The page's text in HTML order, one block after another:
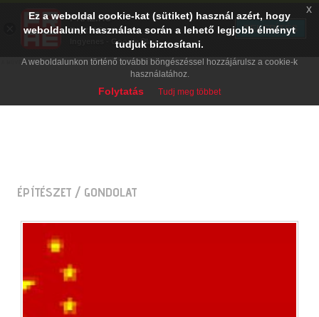
ÉPÍTÉSZET / GONDOLAT
Ez a weboldal cookie-kat (sütiket) használ azért, hogy
weboldalunk használata során a lehető legjobb élményt
tudjuk biztosítani.
A weboldalunkon történő további böngészéssel hozzájárulsz a cookie-k
használatához.
Folytatás Tudj meg többet
x
PRAE.HU
Digital Evolution
Ingyenes - Google Play
TELEPÍTÉS